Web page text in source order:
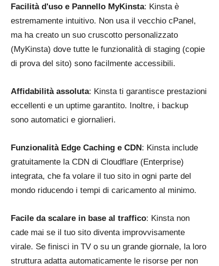
Facilità d'uso e Pannello MyKinsta: Kinsta è
estremamente intuitivo. Non usa il vecchio cPanel,
ma ha creato un suo cruscotto personalizzato
(MyKinsta) dove tutte le funzionalità di staging (copie
di prova del sito) sono facilmente accessibili.
Affidabilità assoluta: Kinsta ti garantisce prestazioni
eccellenti e un uptime garantito. Inoltre, i backup
sono automatici e giornalieri.
Funzionalità Edge Caching e CDN: Kinsta include
gratuitamente la CDN di Cloudflare (Enterprise)
integrata, che fa volare il tuo sito in ogni parte del
mondo riducendo i tempi di caricamento al minimo.
Facile da scalare in base al traffico: Kinsta non
cade mai se il tuo sito diventa improvvisamente
virale. Se finisci in TV o su un grande giornale, la loro
struttura adatta automaticamente le risorse per non